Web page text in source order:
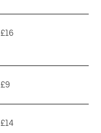
£16
£9
£14